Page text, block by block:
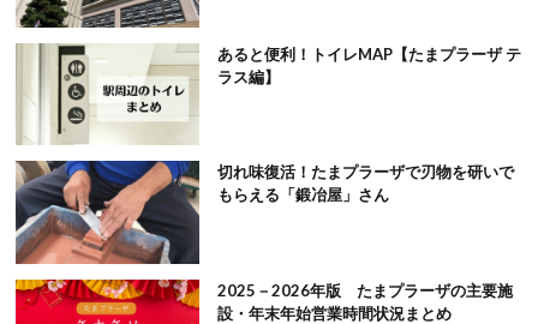
あると便利！トイレMAP【たまプラーザ テ
ラス編】
切れ味復活！たまプラーザで刃物を研いで
もらえる「鍛冶屋」さん
2025－2026年版 たまプラーザの主要施
設・年末年始営業時間状況まとめ